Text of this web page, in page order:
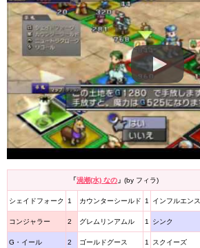
「渦潮(水) なの 」 (by フィラ)
シェイドフォーク 1 カウンターシールド 1 インフルエンス
コンジャラー 2 グレムリンアムル 1 シンク
G・イール 2 ゴールドグース 1 スクイーズ